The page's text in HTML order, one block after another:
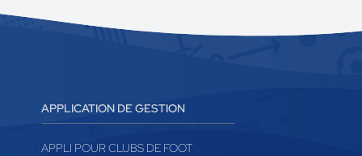
APPLICATION DE GESTION
APPLI POUR CLUBS DE FOOT